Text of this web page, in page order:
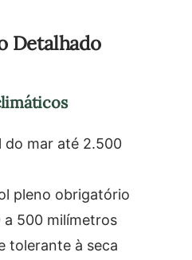
Detalhado
do mar até 2.500
pleno obrigatório
a 500 milímetros
tolerante à seca